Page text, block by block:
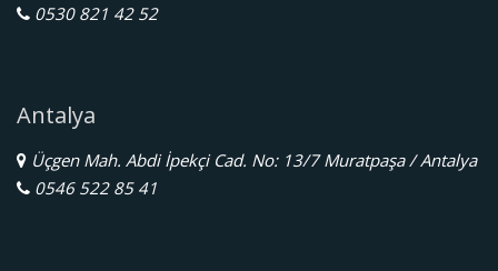
0530 821 42 52
Antalya
Üçgen Mah. Abdi İpekçi Cad. No: 13/7 Muratpaşa / Antalya
0546 522 85 41